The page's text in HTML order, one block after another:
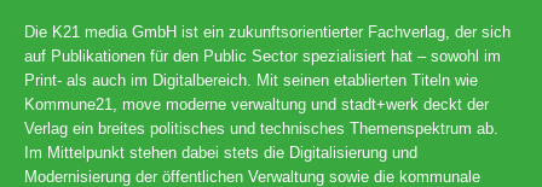
Die K21 media GmbH ist ein zukunftsorientierter Fachverlag, der sich
auf Publikationen für den Public Sector spezialisiert hat – sowohl im
Print- als auch im Digitalbereich. Mit seinen etablierten Titeln wie
Kommune21, move moderne verwaltung und stadt+werk deckt der
Verlag ein breites politisches und technisches Themenspektrum ab.
Im Mittelpunkt stehen dabei stets die Digitalisierung und
Modernisierung der öffentlichen Verwaltung sowie die kommunale